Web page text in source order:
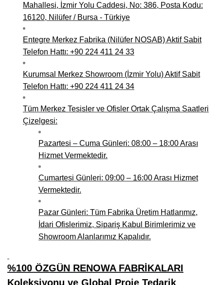
Mahallesi, İzmir Yolu Caddesi, No: 386, Posta Kodu:
16120, Nilüfer / Bursa - Türkiye
Entegre Merkez Fabrika (Nilüfer NOSAB) Aktif Sabit
Telefon Hattı: +90 224 411 24 33
Kurumsal Merkez Showroom (İzmir Yolu) Aktif Sabit
Telefon Hattı: +90 224 411 24 34
Tüm Merkez Tesisler ve Ofisler Ortak Çalışma Saatleri
Çizelgesi:
Pazartesi – Cuma Günleri: 08:00 – 18:00 Arası
Hizmet Vermektedir.
Cumartesi Günleri: 09:00 – 16:00 Arası Hizmet
Vermektedir.
Pazar Günleri: Tüm Fabrika Üretim Hatlarımız,
İdari Ofislerimiz, Sipariş Kabul Birimlerimiz ve
Showroom Alanlarımız Kapalıdır.
%100 ÖZGÜN RENOWA FABRİKALARI
Koleksiyonu ve Global Proje Tedarik